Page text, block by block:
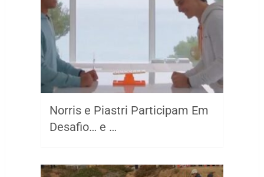
Norris e Piastri Participam Em
Desafio… e …